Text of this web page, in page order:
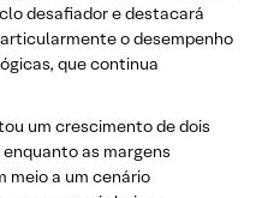
desafiador e destacará
o desempenho
que continua
um crescimento de dois
as margens
meio a um cenário